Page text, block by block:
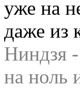
уже на
даже из
Ниндзя
на ноль